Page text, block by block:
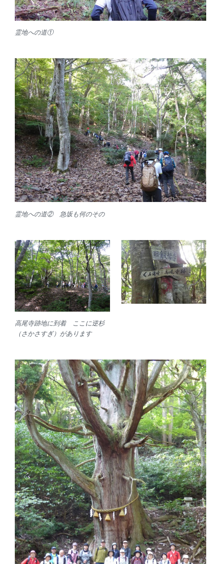
霊地への道①
霊地への道② 急坂も何のその
高尾寺跡地に到着 ここに逆杉
（さかさすぎ）があります